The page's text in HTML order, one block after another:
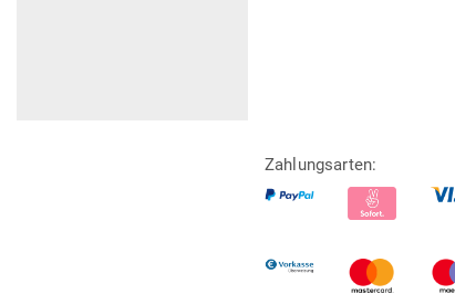
Zahlungsarten: